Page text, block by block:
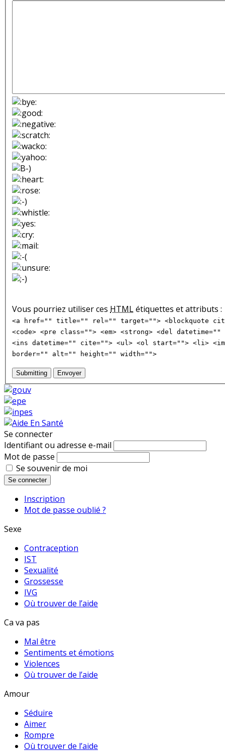
Vous pourriez utiliser ces HTMLétiquettes et attributs :
<a href="" title="" rel="" target=""> <blockquote
<code> <pre class=""> <em> <strong> <del
<ins datetime="" cite=""> <ul> <ol start=""> <li>
border="" alt="" height="" width="">
Submitting Envoyer
Se connecter
Identifiant ou adresse e-mail
Mot de passe
Se souvenir de moi
Se connecter
Inscription
Mot de passe oublié ?
Sexe
Contraception
IST
Sexualité
Grossesse
IVG
Où trouver de l’aide
Ca va pas
Mal être
Sentiments et émotions
Violences
Où trouver de l’aide
Amour
Séduire
Aimer
Rompre
Où trouver de l’aide